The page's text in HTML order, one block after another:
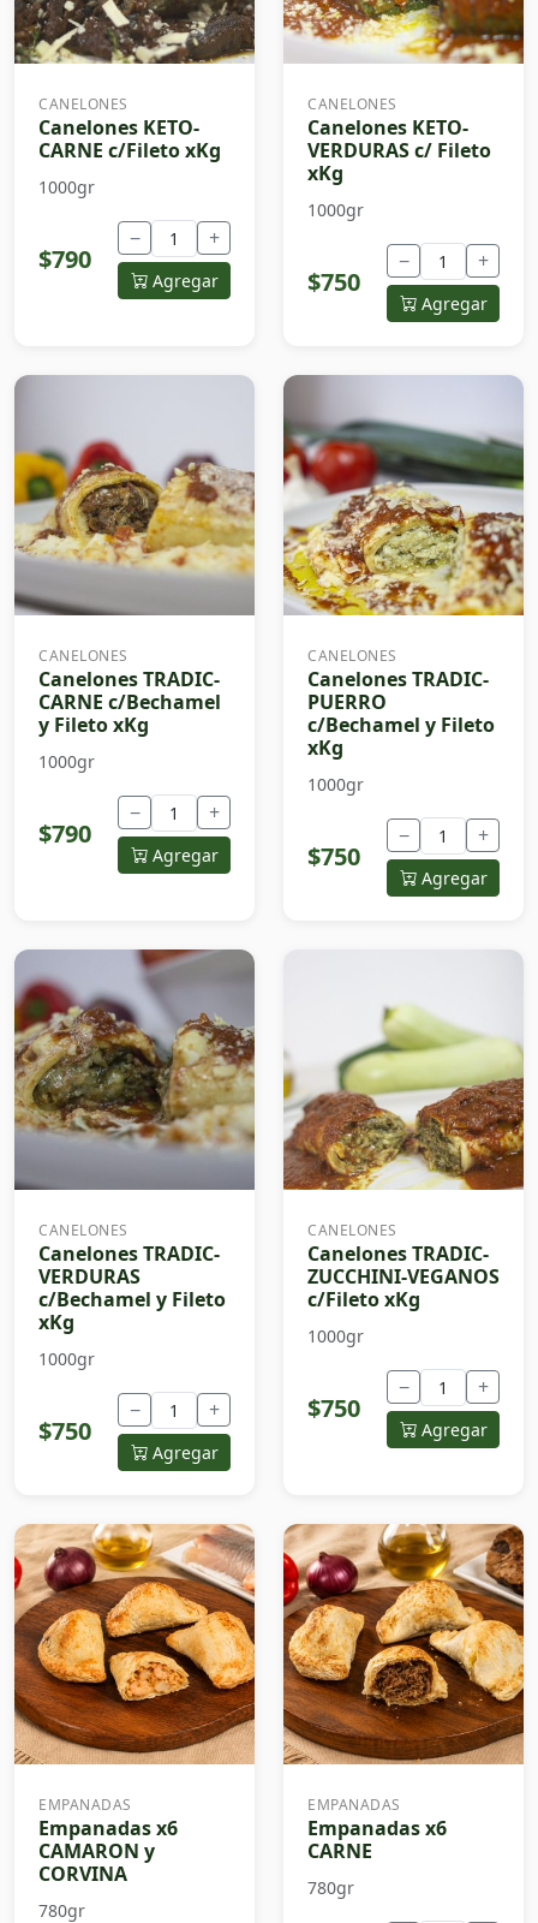
CANELONES
Canelones KETO-
CARNE c/Fileto xKg
1000gr
$790
− +
Agregar
CANELONES
Canelones KETO-
VERDURAS c/ Fileto
xKg
1000gr
$750
− +
Agregar
CANELONES
Canelones TRADIC-
CARNE c/Bechamel
y Fileto xKg
1000gr
$790
− +
Agregar
CANELONES
Canelones TRADIC-
PUERRO
c/Bechamel y Fileto
xKg
1000gr
$750
− +
Agregar
CANELONES
Canelones TRADIC-
VERDURAS
c/Bechamel y Fileto
xKg
1000gr
$750
− +
Agregar
CANELONES
Canelones TRADIC-
ZUCCHINI-VEGANOS
c/Fileto xKg
1000gr
$750
− +
Agregar
EMPANADAS
Empanadas x6
CAMARON y
CORVINA
780gr
EMPANADAS
Empanadas x6
CARNE
780gr